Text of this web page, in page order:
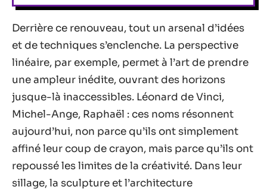
Derrière ce renouveau, tout un arsenal d’idées
et de techniques s’enclenche. La perspective
linéaire, par exemple, permet à l’art de prendre
une ampleur inédite, ouvrant des horizons
jusque-là inaccessibles. Léonard de Vinci,
Michel-Ange, Raphaël : ces noms résonnent
aujourd’hui, non parce qu’ils ont simplement
affiné leur coup de crayon, mais parce qu’ils ont
repoussé les limites de la créativité. Dans leur
sillage, la sculpture et l’architecture